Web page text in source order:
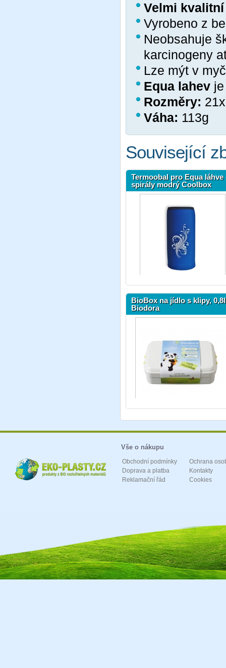
Velmi
Vyrobeno z
Neobsahuje
karcinogeny
Lze mýt v
Equa lahev
Rozměry:
Váha: 113g
Související
Termoobal pro Equa láhve
spirály modrý Coolbox
BioBox na jídlo s klipy,
Biodora
Vše o nákupu
Obchodní podmínky
Doprava a platba
Reklamační řád
Ochrana
Kontakty
Cookies